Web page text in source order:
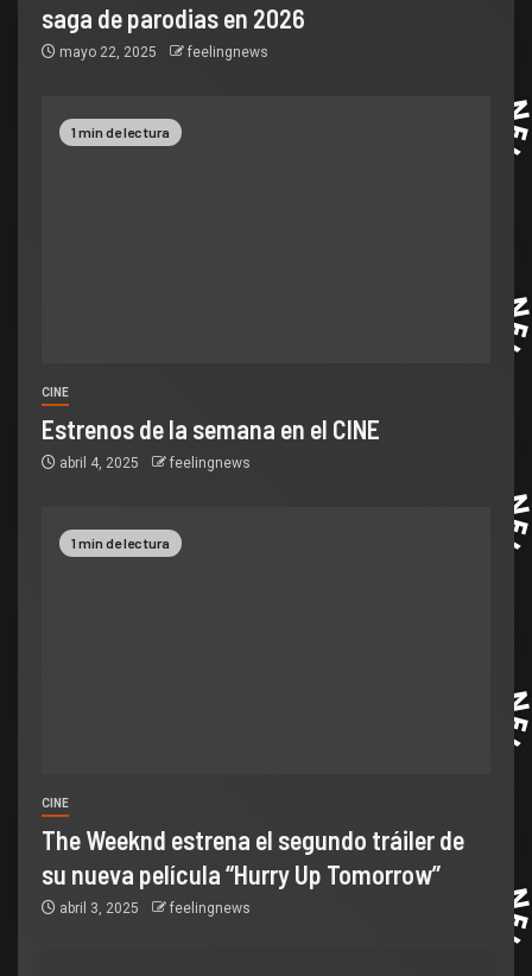
saga de parodias en 2026
mayo 22, 2025 feelingnews
1 min de lectura
CINE
Estrenos de la semana en el CINE
abril 4, 2025 feelingnews
1 min de lectura
CINE
The Weeknd estrena el segundo tráiler de
su nueva película “Hurry Up Tomorrow”
abril 3, 2025 feelingnews